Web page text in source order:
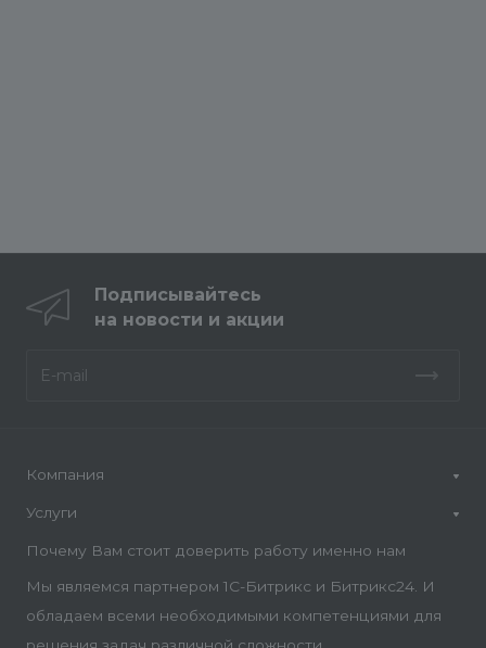
Подписывайтесь
на новости и акции
Компания
Услуги
Почему Вам стоит доверить работу именно нам
Мы являемся партнером 1С-Битрикс и Битрикс24. И
обладаем всеми необходимыми компетенциями для
решения задач различной сложности.